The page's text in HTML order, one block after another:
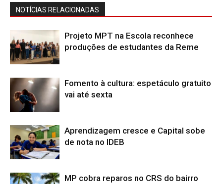
NOTÍCIAS RELACIONADAS
Projeto MPT na Escola reconhece
produções de estudantes da Reme
Fomento à cultura: espetáculo gratuito
vai até sexta
Aprendizagem cresce e Capital sobe
de nota no IDEB
MP cobra reparos no CRS do bairro